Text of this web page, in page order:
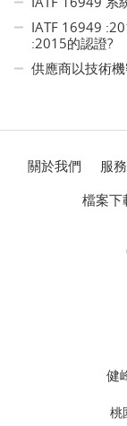
IATF 16949
:2015的認證?
供應商以技術
關於我們 服
檔案下
健
桃